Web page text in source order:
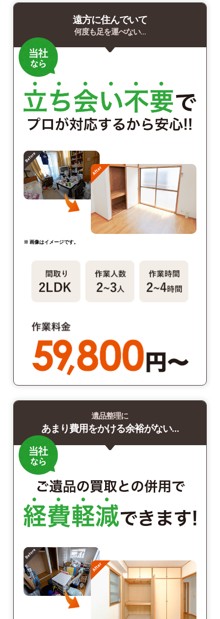
遠方に住んでいて
何度も足を運べない…
※ 画像はイメージです。
遺品整理に
あまり費用をかける余裕がない…